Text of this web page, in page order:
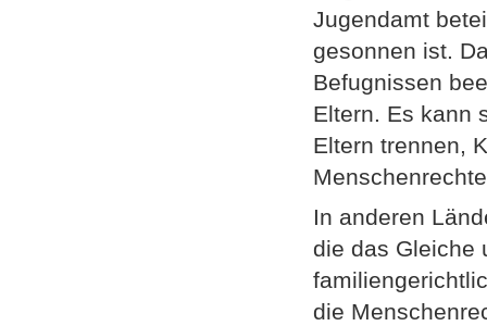
Jugendamt
gesonnen ist.
Befugnissen
Eltern. Es kann
Eltern trennen,
In anderen
die das Gleiche
die